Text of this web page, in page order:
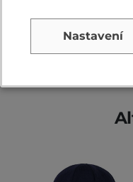
Nastavení